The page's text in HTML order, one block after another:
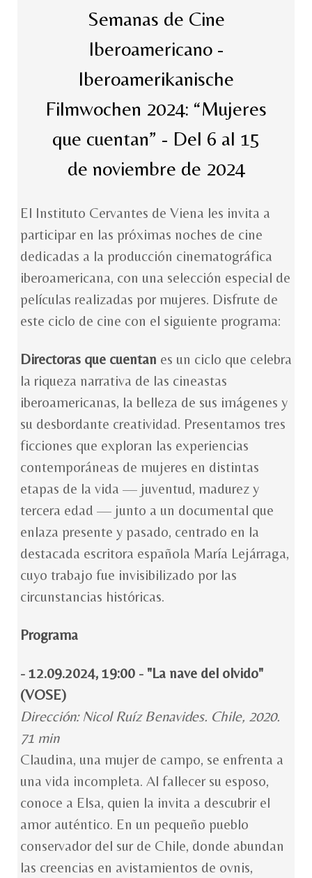
Semanas de Cine
Iberoamericano -
Iberoamerikanische
Filmwochen 2024: “Mujeres
que cuentan” - Del 6 al 15
de noviembre de 2024
El Instituto Cervantes de Viena les invita a
participar en las próximas noches de cine
dedicadas a la producción cinematográfica
iberoamericana, con una selección especial de
películas realizadas por mujeres. Disfrute de
este ciclo de cine con el siguiente programa:
Directoras que cuentan es un ciclo que celebra
la riqueza narrativa de las cineastas
iberoamericanas, la belleza de sus imágenes y
su desbordante creatividad. Presentamos tres
ficciones que exploran las experiencias
contemporáneas de mujeres en distintas
etapas de la vida — juventud, madurez y
tercera edad — junto a un documental que
enlaza presente y pasado, centrado en la
destacada escritora española María Lejárraga,
cuyo trabajo fue invisibilizado por las
circunstancias históricas.
Programa
- 12.09.2024, 19:00 - "La nave del olvido"
(VOSE)
Dirección: Nicol Ruíz Benavides. Chile, 2020.
71 min
Claudina, una mujer de campo, se enfrenta a
una vida incompleta. Al fallecer su esposo,
conoce a Elsa, quien la invita a descubrir el
amor auténtico. En un pequeño pueblo
conservador del sur de Chile, donde abundan
las creencias en avistamientos de ovnis,